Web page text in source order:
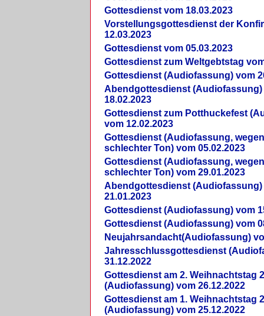
Gottesdienst vom 18.03.2023
Vorstellungsgottesdienst der
12.03.2023
Gottesdienst vom 05.03.2023
Gottesdienst zum Weltgebtstag
Gottesdienst (Audiofassung) vom
Abendgottesdienst (Audiofassung)
18.02.2023
Gottesdienst zum Potthuckefest
vom 12.02.2023
Gottesdienst (Audiofassung,
schlechter Ton) vom 05.02.2023
Gottesdienst (Audiofassung,
schlechter Ton) vom 29.01.2023
Abendgottesdienst (Audiofassung)
21.01.2023
Gottesdienst (Audiofassung) vom
Gottesdienst (Audiofassung) vom
Neujahrsandacht(Audiofassung)
Jahresschlussgottesdienst
31.12.2022
Gottesdienst am 2. Weihnachtstag
(Audiofassung) vom 26.12.2022
Gottesdienst am 1. Weihnachtstag
(Audiofassung) vom 25.12.2022